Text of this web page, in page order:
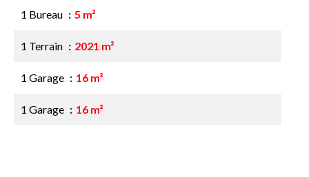
1 Bureau 5 m²
1 Terrain 2021 m²
1 Garage 16 m²
1 Garage 16 m²